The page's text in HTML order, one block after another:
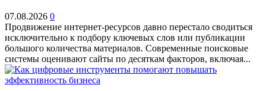
07.08.2026 0
Продвижение интернет-ресурсов давно перестало сводиться
исключительно к подбору ключевых слов или публикации
большого количества материалов. Современные поисковые
системы оценивают сайты по десяткам факторов, включая...